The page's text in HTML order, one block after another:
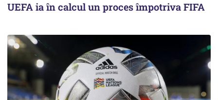
UEFA ia în calcul un proces împotriva FIFA